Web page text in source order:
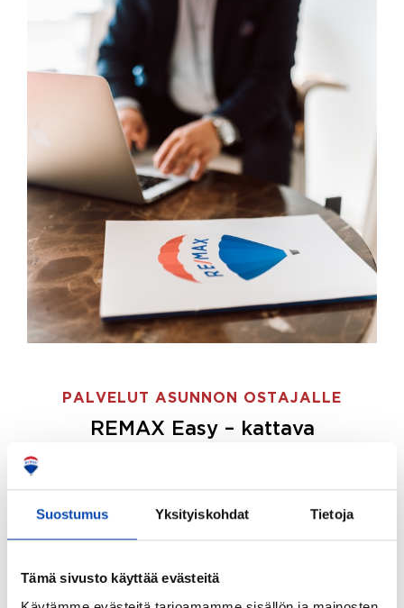
Suostumus Yksityiskohdat Tietoja
Tämä sivusto käyttää evästeitä
PALVELUT ASUNNON OSTAJALLE
REMAX Easy – kattava
ostajille.
Tee ostotoimeksianto ja etsimme juuri